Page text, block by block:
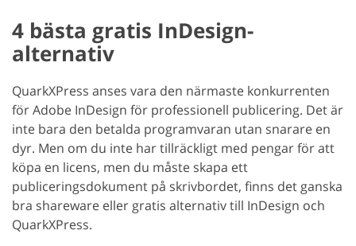
4 bästa gratis InDesign-
alternativ
QuarkXPress anses vara den närmaste konkurrenten
för Adobe InDesign för professionell publicering. Det är
inte bara den betalda programvaran utan snarare en
dyr. Men om du inte har tillräckligt med pengar för att
köpa en licens, men du måste skapa ett
publiceringsdokument på skrivbordet, finns det ganska
bra shareware eller gratis alternativ till InDesign och
QuarkXPress.